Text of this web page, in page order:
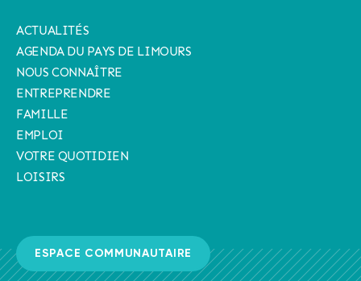
ACTUALITÉS
AGENDA DU PAYS DE LIMOURS
NOUS CONNAÎTRE
ENTREPRENDRE
FAMILLE
EMPLOI
VOTRE QUOTIDIEN
LOISIRS
ESPACE COMMUNAUTAIRE